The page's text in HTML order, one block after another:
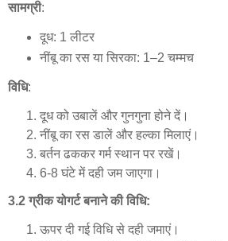
सामग्री:
दूध: 1 लीटर
नींबू का रस या सिरका: 1–2 चम्मच
विधि:
दूध को उबालें और गुनगुना होने दें।
नींबू का रस डालें और हल्का मिलाएं।
बर्तन ढककर गर्म स्थान पर रखें।
6-8 घंटे में दही जम जाएगा।
3.2ग्रीक योगर्ट बनाने की विधि:
ऊपर दी गई विधि से दही जमाएं।